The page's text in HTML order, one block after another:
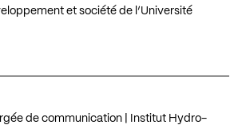
et société de l’Université
de communication | Institut Hydro-